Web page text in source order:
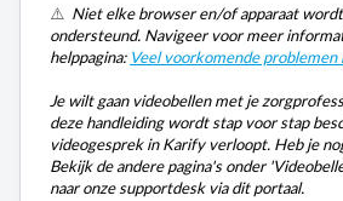
⚠️ Niet elke browser en/of apparaat
ondersteund. Navigeer voor meer
helppagina: Veel voorkomende
Je wilt gaan videobellen met je
deze handleiding wordt stap voor stap
videogesprek in Karify verloopt. Heb je
Bekijk de andere pagina's onder
naar onze supportdesk via dit portaal.